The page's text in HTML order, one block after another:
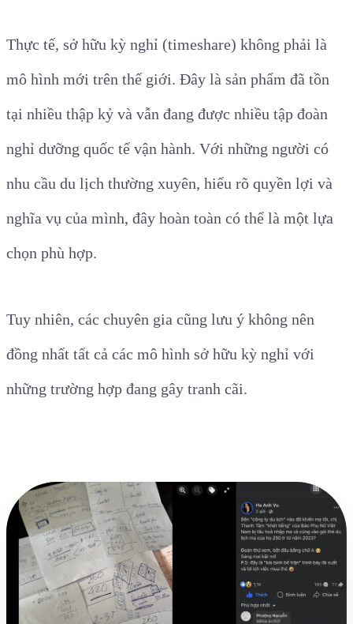
Thực tế, sở hữu kỳ nghỉ (timeshare) không phải là
mô hình mới trên thế giới. Đây là sản phẩm đã tồn
tại nhiều thập kỷ và vẫn đang được nhiều tập đoàn
nghỉ dưỡng quốc tế vận hành. Với những người có
nhu cầu du lịch thường xuyên, hiểu rõ quyền lợi và
nghĩa vụ của mình, đây hoàn toàn có thể là một lựa
chọn phù hợp.
Tuy nhiên, các chuyên gia cũng lưu ý không nên
đồng nhất tất cả các mô hình sở hữu kỳ nghỉ với
những trường hợp đang gây tranh cãi.